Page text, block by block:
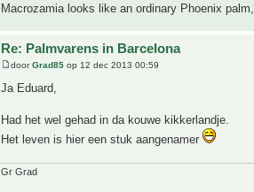
Macrozamia looks like an ordinary Phoenix
Re: Palmvarens in Barcelona
doorGrad85 op 12 dec 2013 00:59
Ja Eduard,
Had het wel gehad in da kouwe kikkerlandje.
Het leven is hier een stuk aangenamer
Gr Grad